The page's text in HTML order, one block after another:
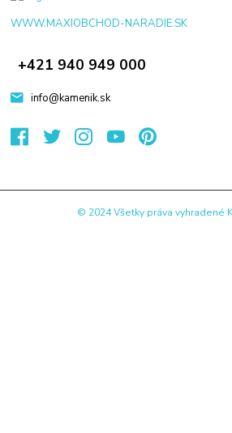
WWW.MAXIOBCHOD-NARADIE.SK
+421 940 949 000
info@kamenik.sk
© 2024 Všetky práva vyhradené